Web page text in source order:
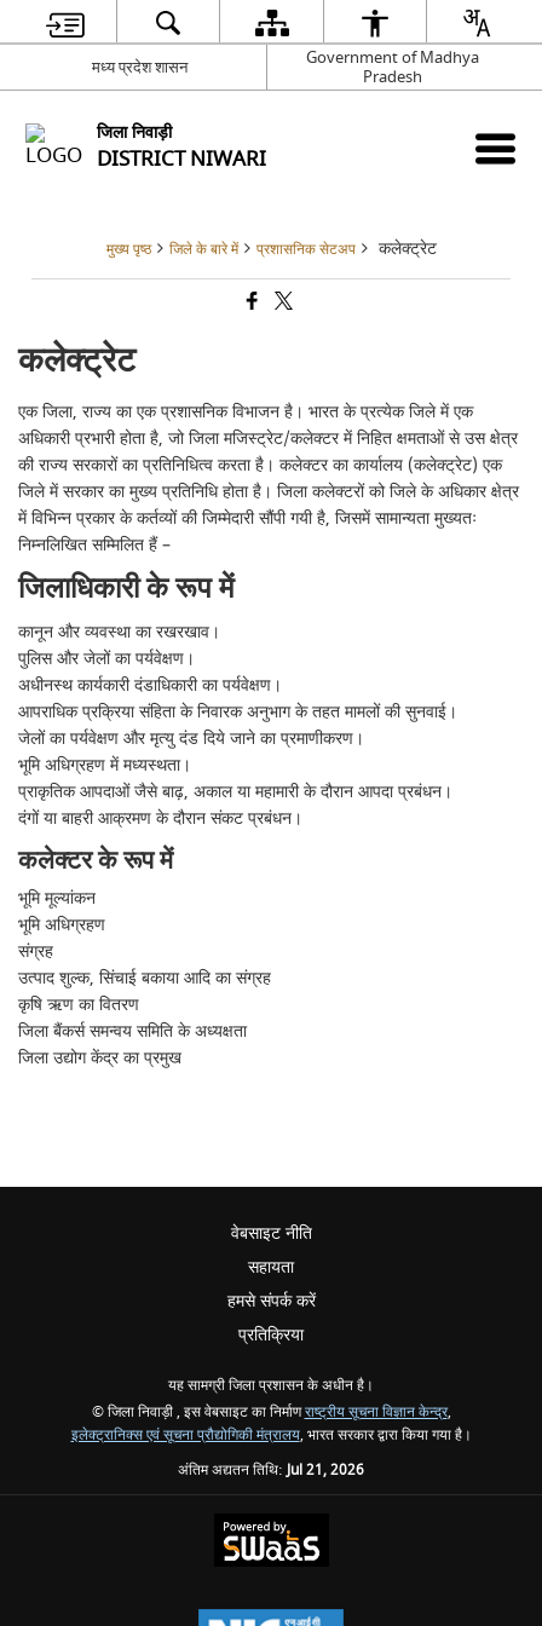
मध्य प्रदेश शासन
Government of Madhya
Pradesh
जिला निवाड़ी
DISTRICT NIWARI
मुख्य पृष्ठ जिले के बारे में प्रशासनिक सेटअप कलेक्ट्रेट
कलेक्ट्रेट
एक जिला, राज्य का एक प्रशासनिक विभाजन है। भारत के प्रत्येक जिले में एक
अधिकारी प्रभारी होता है, जो जिला मजिस्ट्रेट/कलेक्टर में निहित क्षमताओं से उस क्षेत्र
की राज्य सरकारों का प्रतिनिधित्व करता है। कलेक्टर का कार्यालय (कलेक्ट्रेट) एक
जिले में सरकार का मुख्य प्रतिनिधि होता है। जिला कलेक्टरों को जिले के अधिकार क्षेत्र
में विभिन्न प्रकार के कर्तव्यों की जिम्मेदारी सौंपी गयी है, जिसमें सामान्यता मुख्यतः
निम्नलिखित सम्मिलित हैं –
जिलाधिकारी के रूप में
कानून और व्यवस्था का रखरखाव।
पुलिस और जेलों का पर्यवेक्षण।
अधीनस्थ कार्यकारी दंडाधिकारी का पर्यवेक्षण।
आपराधिक प्रक्रिया संहिता के निवारक अनुभाग के तहत मामलों की सुनवाई।
जेलों का पर्यवेक्षण और मृत्यु दंड दिये जाने का प्रमाणीकरण।
भूमि अधिग्रहण में मध्यस्थता।
प्राकृतिक आपदाओं जैसे बाढ़, अकाल या महामारी के दौरान आपदा प्रबंधन।
दंगों या बाहरी आक्रमण के दौरान संकट प्रबंधन।
कलेक्टर के रूप में
भूमि मूल्यांकन
भूमि अधिग्रहण
संग्रह
उत्पाद शुल्क, सिंचाई बकाया आदि का संग्रह
कृषि ऋण का वितरण
जिला बैंकर्स समन्वय समिति के अध्यक्षता
जिला उद्योग केंद्र का प्रमुख
वेबसाइट नीति
सहायता
हमसे संपर्क करें
प्रतिक्रिया
यह सामग्री जिला प्रशासन के अधीन है।
© जिला निवाड़ी , इस वेबसाइट का निर्माणराष्ट्रीय सूचना विज्ञान केन्द्र,
इलेक्ट्रानिक्स एवं सूचना प्रौद्योगिकी मंत्रालय, भारत सरकार द्वारा किया गया है।
अंतिम अद्यतन तिथि:Jul 21, 2026